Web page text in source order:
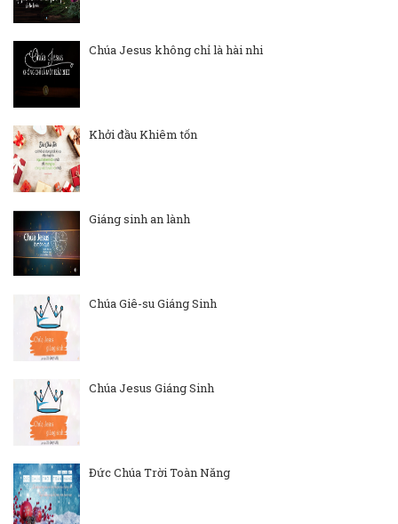
Chúa Jesus không chỉ là hài nhi
Khởi đầu Khiêm tốn
Giáng sinh an lành
Chúa Giê-su Giáng Sinh
Chúa Jesus Giáng Sinh
Đức Chúa Trời Toàn Năng